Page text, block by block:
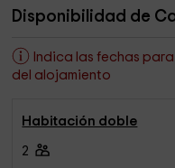
Disponibilidad de
Indica las fechas
del alojamiento
Habitación doble
2